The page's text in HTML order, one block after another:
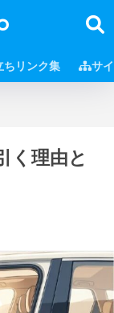
ちリンク集 サ
く理由と